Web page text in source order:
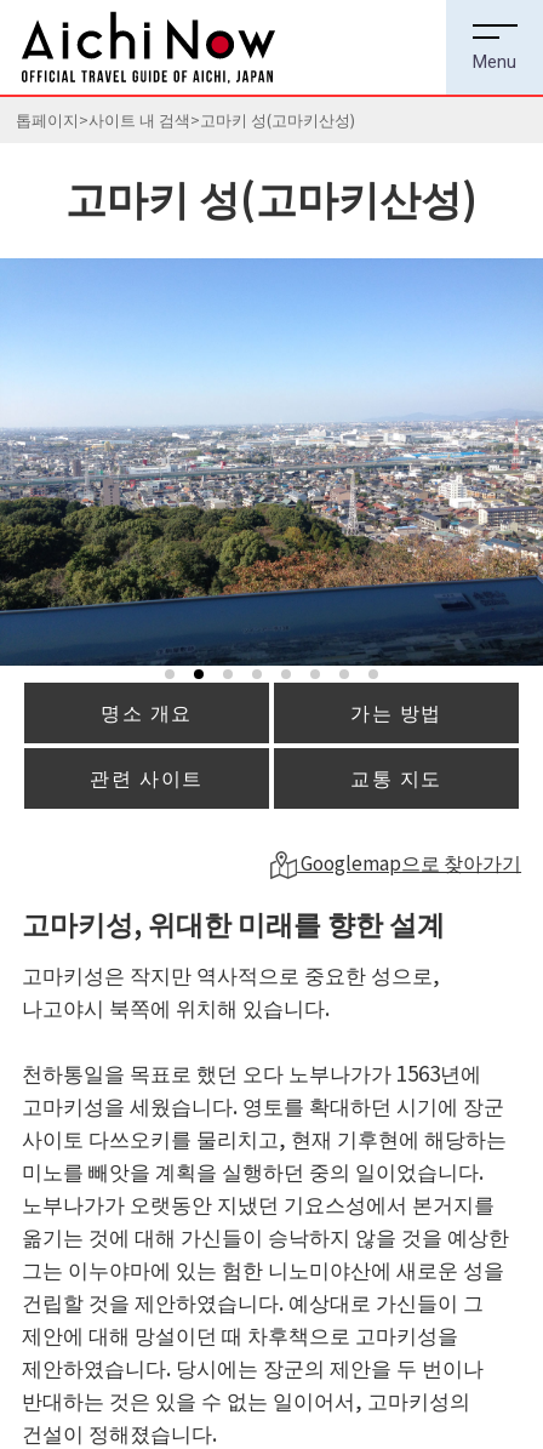
톱페이지 사이트 내 검색 고마키 성(고마키산성)
고마키 성(고마키산성)
명소 개요 가는 방법
관련 사이트 교통 지도
Googlemap으로 찾아가기
고마키성, 위대한 미래를 향한 설계
고마키성은 작지만 역사적으로 중요한 성으로,
나고야시 북쪽에 위치해 있습니다.
천하통일을 목표로 했던 오다 노부나가가 1563년에
고마키성을 세웠습니다. 영토를 확대하던 시기에 장군
사이토 다쓰오키를 물리치고, 현재 기후현에 해당하는
미노를 빼앗을 계획을 실행하던 중의 일이었습니다.
노부나가가 오랫동안 지냈던 기요스성에서 본거지를
옮기는 것에 대해 가신들이 승낙하지 않을 것을 예상한
그는 이누야마에 있는 험한 니노미야산에 새로운 성을
건립할 것을 제안하였습니다. 예상대로 가신들이 그
제안에 대해 망설이던 때 차후책으로 고마키성을
제안하였습니다. 당시에는 장군의 제안을 두 번이나
반대하는 것은 있을 수 없는 일이어서, 고마키성의
건설이 정해졌습니다.